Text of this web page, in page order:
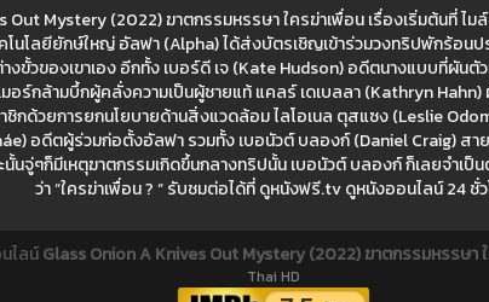
Out Mystery (2022) ฆาตกรรมหรรษา ใครฆ่าเพื่อน เรื่องเริ่มต้นที่ ไ
โนโลยียักษ์ใหญ่ อัลฟา (Alpha) ได้ส่งบัตรเชิญเข้าร่วมวงทริปพักร้อนป
งขั้วของเขาเอง อีกทั้ง เบอร์ดี เจ (Kate Hudson) อดีตนางแบบที่ผัน
อร์กล้ามบึ้กผู้คลั่งความเป็นผู้ชายแท้ แคลร์ เดเบลลา (Kathryn
กด้วยการยกนโยบายด้านสิ่งแวดล้อม ไลโอเนล ตุสแซง (Leslie
อดีตผู้ร่วมก่อตั้งอัลฟา รวมทั้ง เบอนัวต์ บลองก์ (Daniel Craig) ส
นั้นจู่ๆก็มีเหตุฆาตกรรมเกิดขึ้นกลางทริปนั้น เบอนัวต์ บลองก์ ก็เลยจำเป็
ว่า “ใครฆ่าเพื่อน ? “ รับชมต่อได้ที่ ดูหนังฟรี.tv ดูหนังออนไลน์ 24 ชั่
ไลน์Glass Onion A Knives Out Mystery (2022) ฆาตกรรมหรรษา
Thai HD